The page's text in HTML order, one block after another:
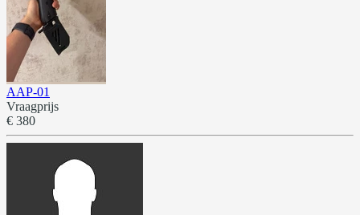
AAP-01
Vraagprijs
€ 380